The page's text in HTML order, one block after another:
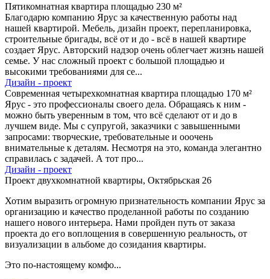
Пятикомнатная квартира площадью 230 м²
Благодарю компанию Ярус за качественную работы над
нашей квартирой. Мебель, дизайн проект, перепланировка,
строительные бригады, всё от и до - всё в нашей квартире
создает Ярус. Авторский надзор очень облегчает жизнь нашей
семье. У нас сложный проект с большой площадью и
высокими требованиями для се...
Дизайн - проект
Современная четырехкомнатная квартира площадью 170 м²
Ярус - это профессионалы своего дела. Обращаясь к ним -
можно быть уверенным в том, что всё сделают от и до в
лучшем виде. Мы с супругой, заказчики с завышенными
запросами: творческие, требовательные и ооочень
внимательные к деталям. Несмотря на это, команда элегантно
справилась с задачей. А тот про...
Дизайн - проект
Проект двухкомнатной квартиры, Октябрьская 26
Хотим выразить огромную признательность компании Ярус за
организацию и качество проделанной работы по созданию
нашего нового интерьера. Нами пройден путь от заказа
проекта до его воплощения в совершенную реальность, от
визуализации в альбоме до созидания квартиры.
Это по-настоящему комфо...